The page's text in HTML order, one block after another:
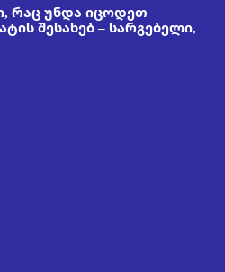
რაც უნდა იცოდეთ
შესახებ – სარგებელი,